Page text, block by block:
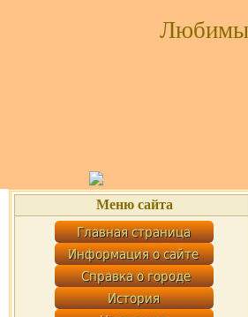
Меню сайта